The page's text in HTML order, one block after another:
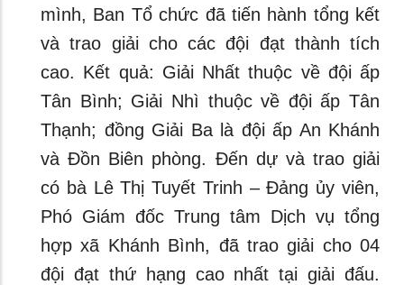
mình, Ban Tổ chức đã tiến hành tổng kết
và trao giải cho các đội đạt thành tích
cao. Kết quả: Giải Nhất thuộc về đội ấp
Tân Bình; Giải Nhì thuộc về đội ấp Tân
Thạnh; đồng Giải Ba là đội ấp An Khánh
và Đồn Biên phòng. Đến dự và trao giải
có bà Lê Thị Tuyết Trinh – Đảng ủy viên,
Phó Giám đốc Trung tâm Dịch vụ tổng
hợp xã Khánh Bình, đã trao giải cho 04
đội đạt thứ hạng cao nhất tại giải đấu.